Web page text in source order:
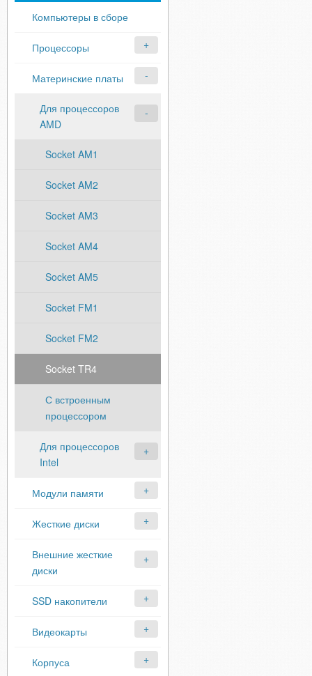
Компьютеры в сборе
Процессоры
Материнские платы
Для процессоров
AMD
Socket AM1
Socket AM2
Socket AM3
Socket AM4
Socket AM5
Socket FM1
Socket FM2
Socket TR4
С встроенным
процессором
Для процессоров
Intel
Модули памяти
Жесткие диски
Внешние жесткие
диски
SSD накопители
Видеокарты
Корпуса